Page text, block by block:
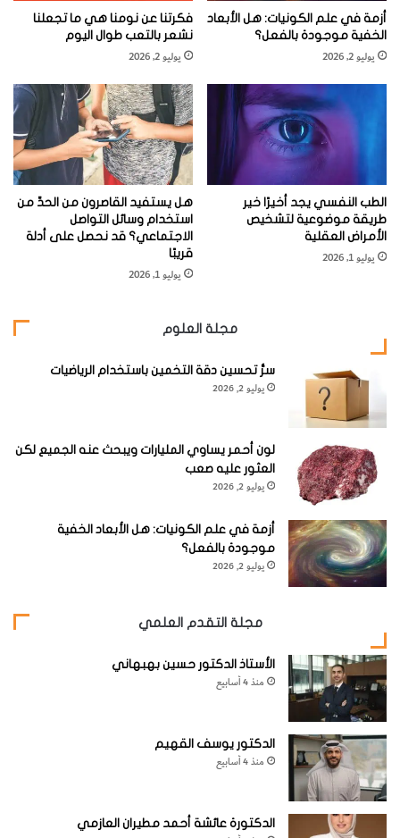
وثمة وجه شبه من نوع آخر بين توسع الكون والتطور الدارويني،
وهو أن معظم العلماء يظنون أنهم يفهمونه، مع أنهم قلما يتفقون
على معناه. لقد مضى على صدور كتاب «أصل الأنواع»(1) قرن
ونصف القرن ولا يزال البيولوجيون يتجادلون حول آليات
ومقتضيات الداروينية (وليس حقيقتها)، في حين أن معظم
الجمهور لا يزال يتخبط في جهالة ما قبل الداروينية. وكذلك الأمر
بالنسبة إلى توسع الكون، فهو لا يزال سيئ الفهم على نطاق
<J. بيبلز> [الأستاذ في جامعة پرنستون] كتب في عام 1993 «إن
هذه الصورة، (أعني نموذج الانفجار الأعظم الحار) بكل مداها
وغناها، ليست مفهومة بالصورة الجيدة التي ينبغي أن تكون
عليها… حتى بين أولئك الذين حققوا بعضا من أعظم الإسهامات
في إثارة موجة عارمة من الأفكار.»
أي نوع من الانفجارات كان الانفجار الأعظم؟ (**)
خطأ: كان الانفجار الأعظم مثل قنبلة تنفجر في موضع معين من
فمن وجهة النظر هذه، وجد الكون عندما انفجرت المادة التي
كانت كلها في مكان معين. كان الضغط في المركز في أقصاه وفي
الفراغ المحيط بها في أدناه، وهذا الفرق في الضغط هو الذي دفع
المادة إلى الخارج.
أزمة في علم الكونيات: هل الأبعاد
الخفية موجودة بالفعل؟
يوليو 2, 2026
فكرتنا عن نومنا هي ما تجعلنا
نشعر بالتعب طوال اليوم
يوليو 2, 2026
الطب النفسي يجد أخيرًا خير
طريقة موضوعية لتشخيص
الأمراض العقلية
يوليو 1, 2026
هل يستفيد القاصرون من الحدِّ من
استخدام وسائل التواصل
الاجتماعي؟ قد نحصل على أدلة
قريبًا
يوليو 1, 2026
مجلة العلوم
سرُّ تحسين دقة التخمين باستخدام الرياضيات
يوليو 2, 2026
لون أحمر يساوي المليارات ويبحث عنه الجميع لكن
العثور عليه صعب
يوليو 2, 2026
أزمة في علم الكونيات: هل الأبعاد الخفية
موجودة بالفعل؟
يوليو 2, 2026
مجلة التقدم العلمي
الأستاذ الدكتور حسين بهبهاني
منذ 4 أسابيع
الدكتور يوسف القهيم
منذ 4 أسابيع
الدكتورة عائشة أحمد مطيران العازمي